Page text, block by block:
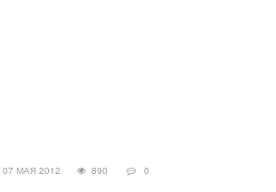
07 МАЯ 2012 890 0